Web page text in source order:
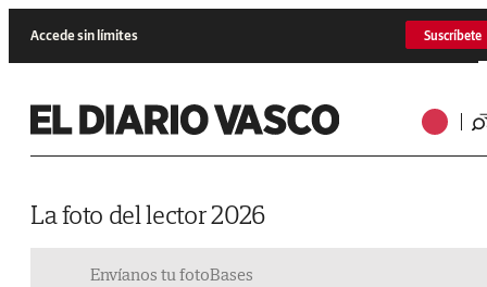
Accede sin límites Suscríbete
La foto del lector 2026
Envíanos tu fotoBases